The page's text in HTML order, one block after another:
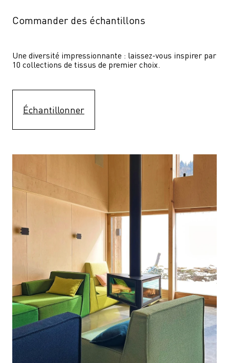
Commander des échantillons
Une diversité impressionnante : laissez-vous inspirer par
10 collections de tissus de premier choix.
Échantillonner